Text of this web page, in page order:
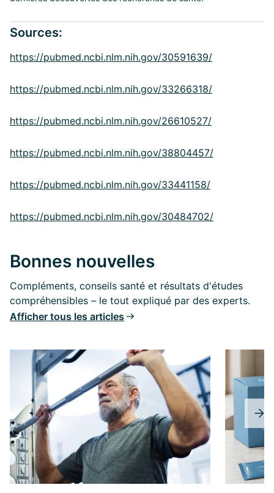
Sources:
https://pubmed.ncbi.nlm.nih.gov/30591639/
https://pubmed.ncbi.nlm.nih.gov/33266318/
https://pubmed.ncbi.nlm.nih.gov/26610527/
https://pubmed.ncbi.nlm.nih.gov/38804457/
https://pubmed.ncbi.nlm.nih.gov/33441158/
https://pubmed.ncbi.nlm.nih.gov/30484702/
Bonnes nouvelles
Compléments, conseils santé et résultats d'études
compréhensibles – le tout expliqué par des experts.
Afficher tous les articles